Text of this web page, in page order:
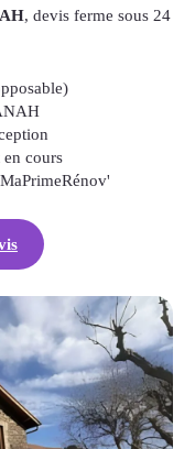
, devis ferme sous 24
cours